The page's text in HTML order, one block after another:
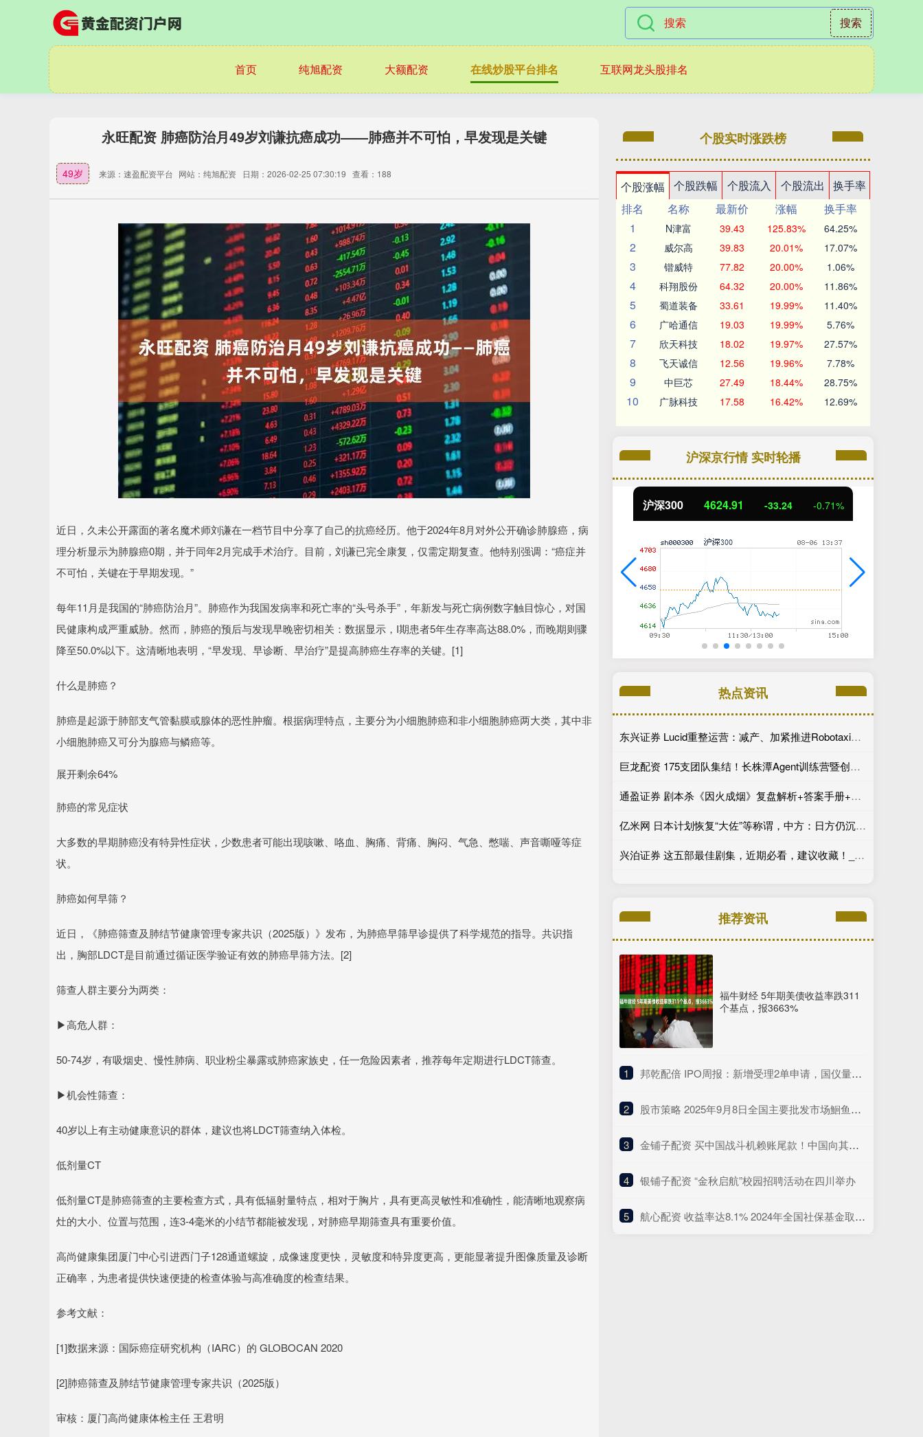
搜索
首页 纯旭配资 大额配资 在线炒股平台排名 互联网龙头股排名
永旺配资 肺癌防治月49岁刘谦抗癌成功——肺癌并不可怕，早发现是关键
49岁 来源：速盈配资平台 网站：纯旭配资 日期：2026-02-25 07:30:19 查看：188
近日，久未公开露面的著名魔术师刘谦在一档节目中分享了自己的抗癌经历。他于2024年8月对外公开确诊肺腺癌，病
理分析显示为肺腺癌0期，并于同年2月完成手术治疗。目前，刘谦已完全康复，仅需定期复查。他特别强调：“癌症并
不可怕，关键在于早期发现。”
每年11月是我国的“肺癌防治月”。肺癌作为我国发病率和死亡率的“头号杀手”，年新发与死亡病例数字触目惊心，对国
民健康构成严重威胁。然而，肺癌的预后与发现早晚密切相关：数据显示，I期患者5年生存率高达88.0%，而晚期则骤
降至50.0%以下。这清晰地表明，“早发现、早诊断、早治疗”是提高肺癌生存率的关键。[1]
什么是肺癌？
肺癌是起源于肺部支气管黏膜或腺体的恶性肿瘤。根据病理特点，主要分为小细胞肺癌和非小细胞肺癌两大类，其中非
小细胞肺癌又可分为腺癌与鳞癌等。
展开剩余64%
肺癌的常见症状
大多数的早期肺癌没有特异性症状，少数患者可能出现咳嗽、咯血、胸痛、背痛、胸闷、气急、憋喘、声音嘶哑等症
状。
肺癌如何早筛？
近日，《肺癌筛查及肺结节健康管理专家共识（2025版）》发布，为肺癌早筛早诊提供了科学规范的指导。共识指
出，胸部LDCT是目前通过循证医学验证有效的肺癌早筛方法。[2]
筛查人群主要分为两类：
▶高危人群：
50-74岁，有吸烟史、慢性肺病、职业粉尘暴露或肺癌家族史，任一危险因素者，推荐每年定期进行LDCT筛查。
▶机会性筛查：
40岁以上有主动健康意识的群体，建议也将LDCT筛查纳入体检。
低剂量CT
低剂量CT是肺癌筛查的主要检查方式，具有低辐射量特点，相对于胸片，具有更高灵敏性和准确性，能清晰地观察病
灶的大小、位置与范围，连3-4毫米的小结节都能被发现，对肺癌早期筛查具有重要价值。
高尚健康集团厦门中心引进西门子128通道螺旋，成像速度更快，灵敏度和特异度更高，更能显著提升图像质量及诊断
正确率，为患者提供快速便捷的检查体验与高准确度的检查结果。
参考文献：
[1]数据来源：国际癌症研究机构（IARC）的 GLOBOCAN 2020
[2]肺癌筛查及肺结节健康管理专家共识（2025版）
审核：厦门高尚健康体检主任 王君明
个股实时涨跌榜
个股涨幅 个股跌幅 个股流入 个股流出
换手率
排名
名称 最新价 涨幅
换手率
1
N津富 39.43 125.83% 64.25%
2 威尔高 39.83 20.01% 17.07%
3 锴威特 77.82 20.00% 1.06%
4 科翔股份 64.32 20.00% 11.86%
5 蜀道装备 33.61 19.99% 11.40%
6 广哈通信 19.03 19.99% 5.76%
7 欣天科技 18.02 19.97% 27.57%
8 飞天诚信 12.56 19.96% 7.78%
9 中巨芯 27.49 18.44% 28.75%
10 广脉科技 17.58 16.42% 12.69%
沪深京行情 实时轮播
北证50 1113.02 -6.44 -0.57%
热点资讯
东兴证券 Lucid重整运营：减产、加紧推进Robotaxi、性价比车型继续跳票
巨龙配资 175支团队集结！长株潭Agent训练营暨创新开发大赛第一期训练营开讲
通盈证券 剧本杀《因火成烟》复盘解析+答案手册+谜面分析
亿米网 日本计划恢复“大佐”等称谓，中方：日方仍沉迷于旧梦？又要成为“祸源”？
兴泊证券 这五部最佳剧集，近期必看，建议收藏！_德克斯特·摩根_剧情_老钱
推荐资讯
福牛财经 5年期美债收益率跌311
个基点，报3663%
1 ​邦乾配倍 IPO周报：新增受理2单申请，国仪量子年度研发投入占比下滑
2 ​股市策略 2025年9月8日全国主要批发市场鮰鱼价格行情
3 ​金铺子配资 买中国战斗机赖账尾款！中国向其追债7次无果，现在什么结果呢？
4 ​银铺子配资 “金秋启航”校园招聘活动在四川举办
5 ​航心配资 收益率达8.1% 2024年全国社保基金取得较好投资业绩